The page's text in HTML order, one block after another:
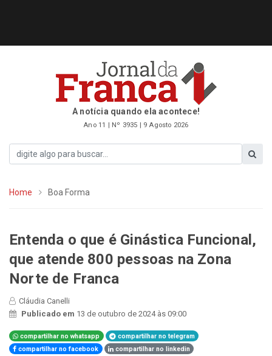
A notícia quando ela acontece!
Ano 11 | Nº 3935 | 9 Agosto 2026
Home Boa Forma
Entenda o que é Ginástica Funcional,
que atende 800 pessoas na Zona
Norte de Franca
Cláudia Canelli
Publicado em 13 de outubro de 2024 às 09:00
compartilhar no whatsapp
compartilhar no telegram
compartilhar no facebook
compartilhar no linkedin